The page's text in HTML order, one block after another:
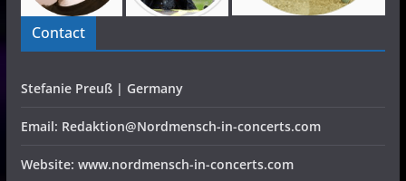
Contact
Stefanie Preuß | Germany
Email: Redaktion@Nordmensch-in-concerts.com
Website: www.nordmensch-in-concerts.com